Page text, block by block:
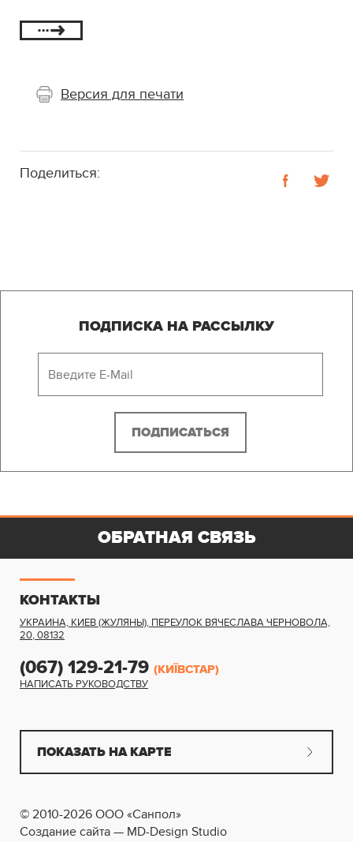
Версия для печати
Поделиться:
ПОДПИСКА НА РАССЫЛКУ
КОНТАКТЫ
УКРАИНА, КИЕВ (ЖУЛЯНЫ), ПЕРЕУЛОК ВЯЧЕСЛАВА ЧЕРНОВОЛА,
20,08132
(067) 129-21-79 (КИЇВСТАР)
НАПИСАТЬ РУКОВОДСТВУ
ПОКАЗАТЬ НА КАРТЕ
© 2010-2026 ООО «Санпол»
Создание сайта — MD-Design Studio
ОБРАТНАЯ СВЯЗЬ